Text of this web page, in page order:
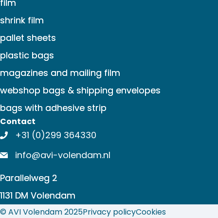
film
shrink film
pallet sheets
plastic bags
magazines and mailing film
webshop bags & shipping envelopes
bags with adhesive strip
Contact
+31 (0)299 364330
info@avi-volendam.nl
Parallelweg 2
1131 DM Volendam
© AVI Volendam 2025Privacy policyCookies